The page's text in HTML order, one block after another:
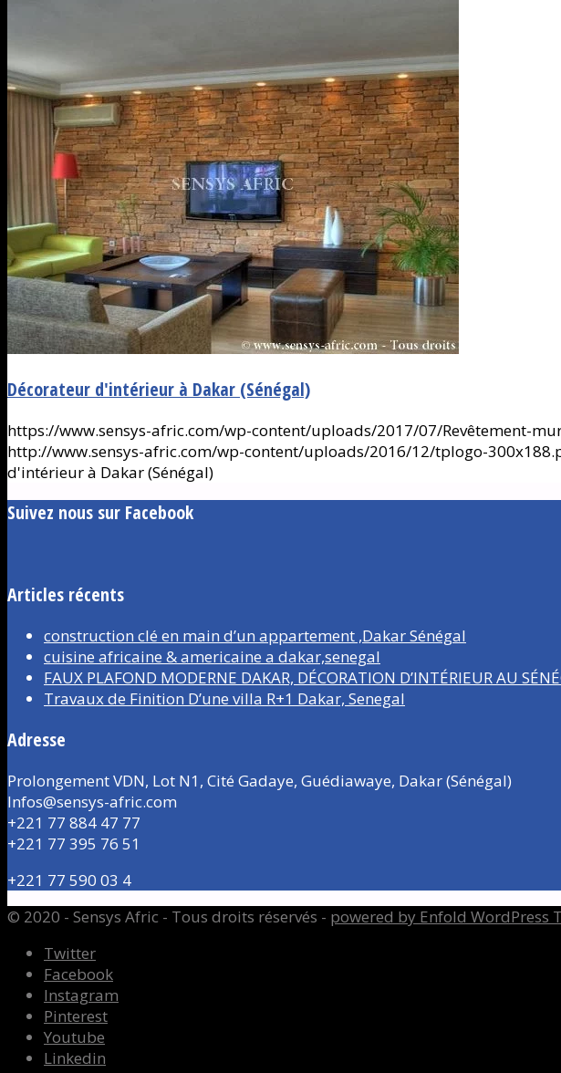
Décorateur d'intérieur à Dakar (Sénégal)
https://www.sensys-afric.com/wp-content/uploads/2017/07/Revêtement-
http://www.sensys-afric.com/wp-content/uploads/2016/12/tplogo-
d'intérieur à Dakar (Sénégal)
Suivez nous sur Facebook
Articles récents
construction clé en main d’un appartement ,Dakar Sénégal
cuisine africaine & americaine a dakar,senegal
FAUX PLAFOND MODERNE DAKAR, DÉCORATION D’INTÉRIEUR AU
Travaux de Finition D’une villa R+1 Dakar, Senegal
Adresse
Prolongement VDN, Lot N1, Cité Gadaye, Guédiawaye, Dakar (Sénégal)
Infos@sensys-afric.com
+221 77 884 47 77
+221 77 395 76 51
+221 77 590 03 4
© 2020 - Sensys Afric - Tous droits réservés - powered by Enfold WordPress
Twitter
Facebook
Instagram
Pinterest
Youtube
Linkedin